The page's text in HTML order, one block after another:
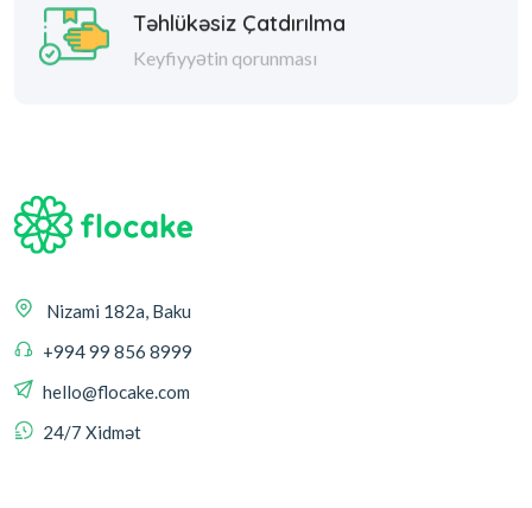
Təhlükəsiz Çatdırılma
Keyfiyyətin qorunması
Nizami 182a, Baku
+994 99 856 8999
hello@flocake.com
24/7 Xidmət